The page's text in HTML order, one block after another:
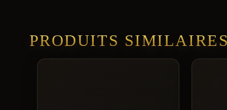
PRODUITS